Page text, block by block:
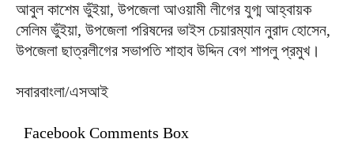
আবুল কাশেম ভুঁইয়া, উপজেলা আওয়ামী লীগের যুগ্ম আহ্বায়ক
সেলিম ভুঁইয়া, উপজেলা পরিষদের ভাইস চেয়ারম্যান নুরাদ হোসেন,
উপজেলা ছাত্রলীগের সভাপতি শাহাব উদ্দিন বেগ শাপলু প্রমুখ।
সবারবাংলা/এসআই
Facebook Comments Box